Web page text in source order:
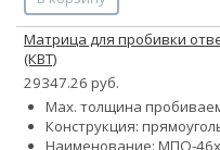
Матрица для пробивки
(КВТ)
29347.26 руб.
Max. толщина
Конструкция:
Наименование: МПО-